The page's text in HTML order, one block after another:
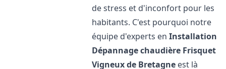
de stress et d'inconfort pour les
habitants. C'est pourquoi notre
équipe d'experts enInstallation
Dépannage chaudière Frisquet
Vigneux de Bretagne est là